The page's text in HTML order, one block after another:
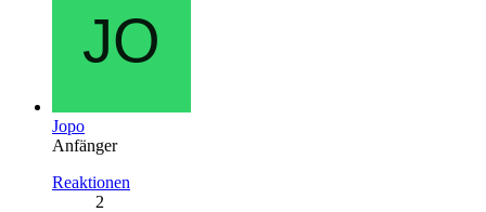
Jopo
Anfänger
Reaktionen
2